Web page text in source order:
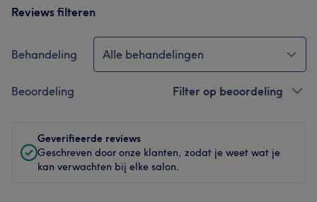
Reviews filteren
Behandeling Alle behandelingen
Beoordeling Filter op beoordeling
Geverifieerde reviews
Geschreven door onze klanten, zodat je weet wat je
kan verwachten bij elke salon.